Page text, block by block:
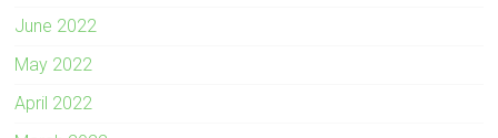
June 2022
May 2022
April 2022